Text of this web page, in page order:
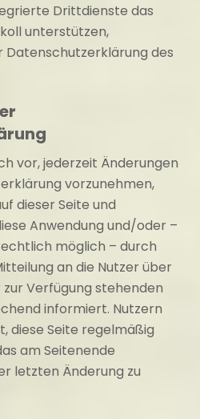
Drittdienste das
unterstützen,
des
vor, jederzeit Änderungen
vorzunehmen,
dieser Seite und
Anwendung und/oder –
möglich – durch
an die Nutzer über
Verfügung stehenden
informiert. Nutzern
diese Seite regelmäßig
am Seitenende
letzten Änderung zu